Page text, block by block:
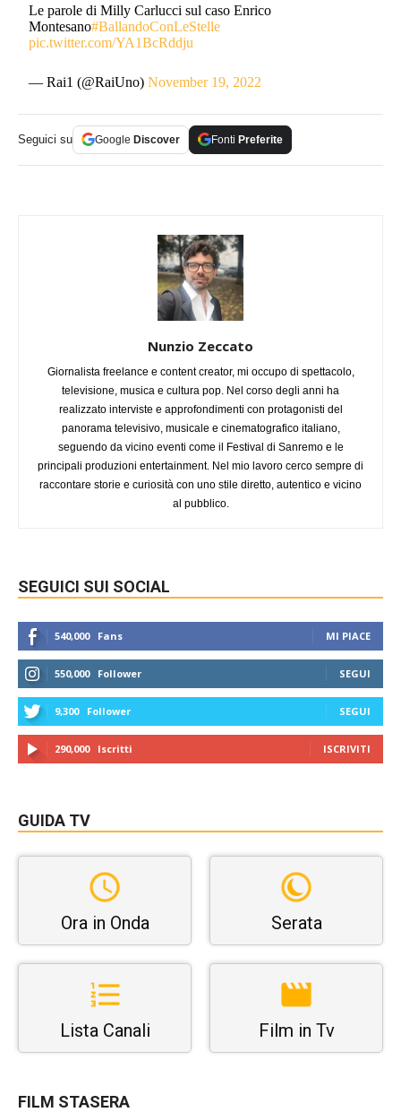
Le parole di Milly Carlucci sul caso Enrico
Montesano#BallandoConLeStelle
pic.twitter.com/YA1BcRddju
— Rai1 (@RaiUno)November 19, 2022
Seguici su Google Discover Fonti Preferite
Nunzio Zeccato
Giornalista freelance e content creator, mi occupo di spettacolo,
televisione, musica e cultura pop. Nel corso degli anni ha
realizzato interviste e approfondimenti con protagonisti del
panorama televisivo, musicale e cinematografico italiano,
seguendo da vicino eventi come il Festival di Sanremo e le
principali produzioni entertainment. Nel mio lavoro cerco sempre di
raccontare storie e curiosità con uno stile diretto, autentico e vicino
al pubblico.
SEGUICI SUI SOCIAL
540,000 Fans MI PIACE
550,000 Follower SEGUI
9,300 Follower SEGUI
290,000 Iscritti ISCRIVITI
GUIDA TV
Ora in Onda Serata
Lista Canali Film in Tv
FILM STASERA